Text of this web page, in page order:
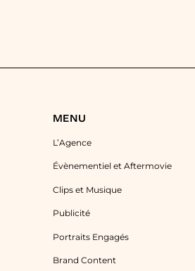
MENU
L’Agence
Évènementiel et Aftermovie
Clips et Musique
Publicité
Portraits Engagés
Brand Content